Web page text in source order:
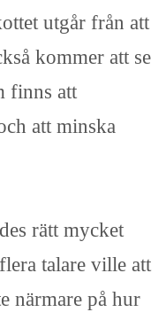
utgår från att
kommer att se
finns att
att minska
rätt mycket
talare ville att
närmare på hur